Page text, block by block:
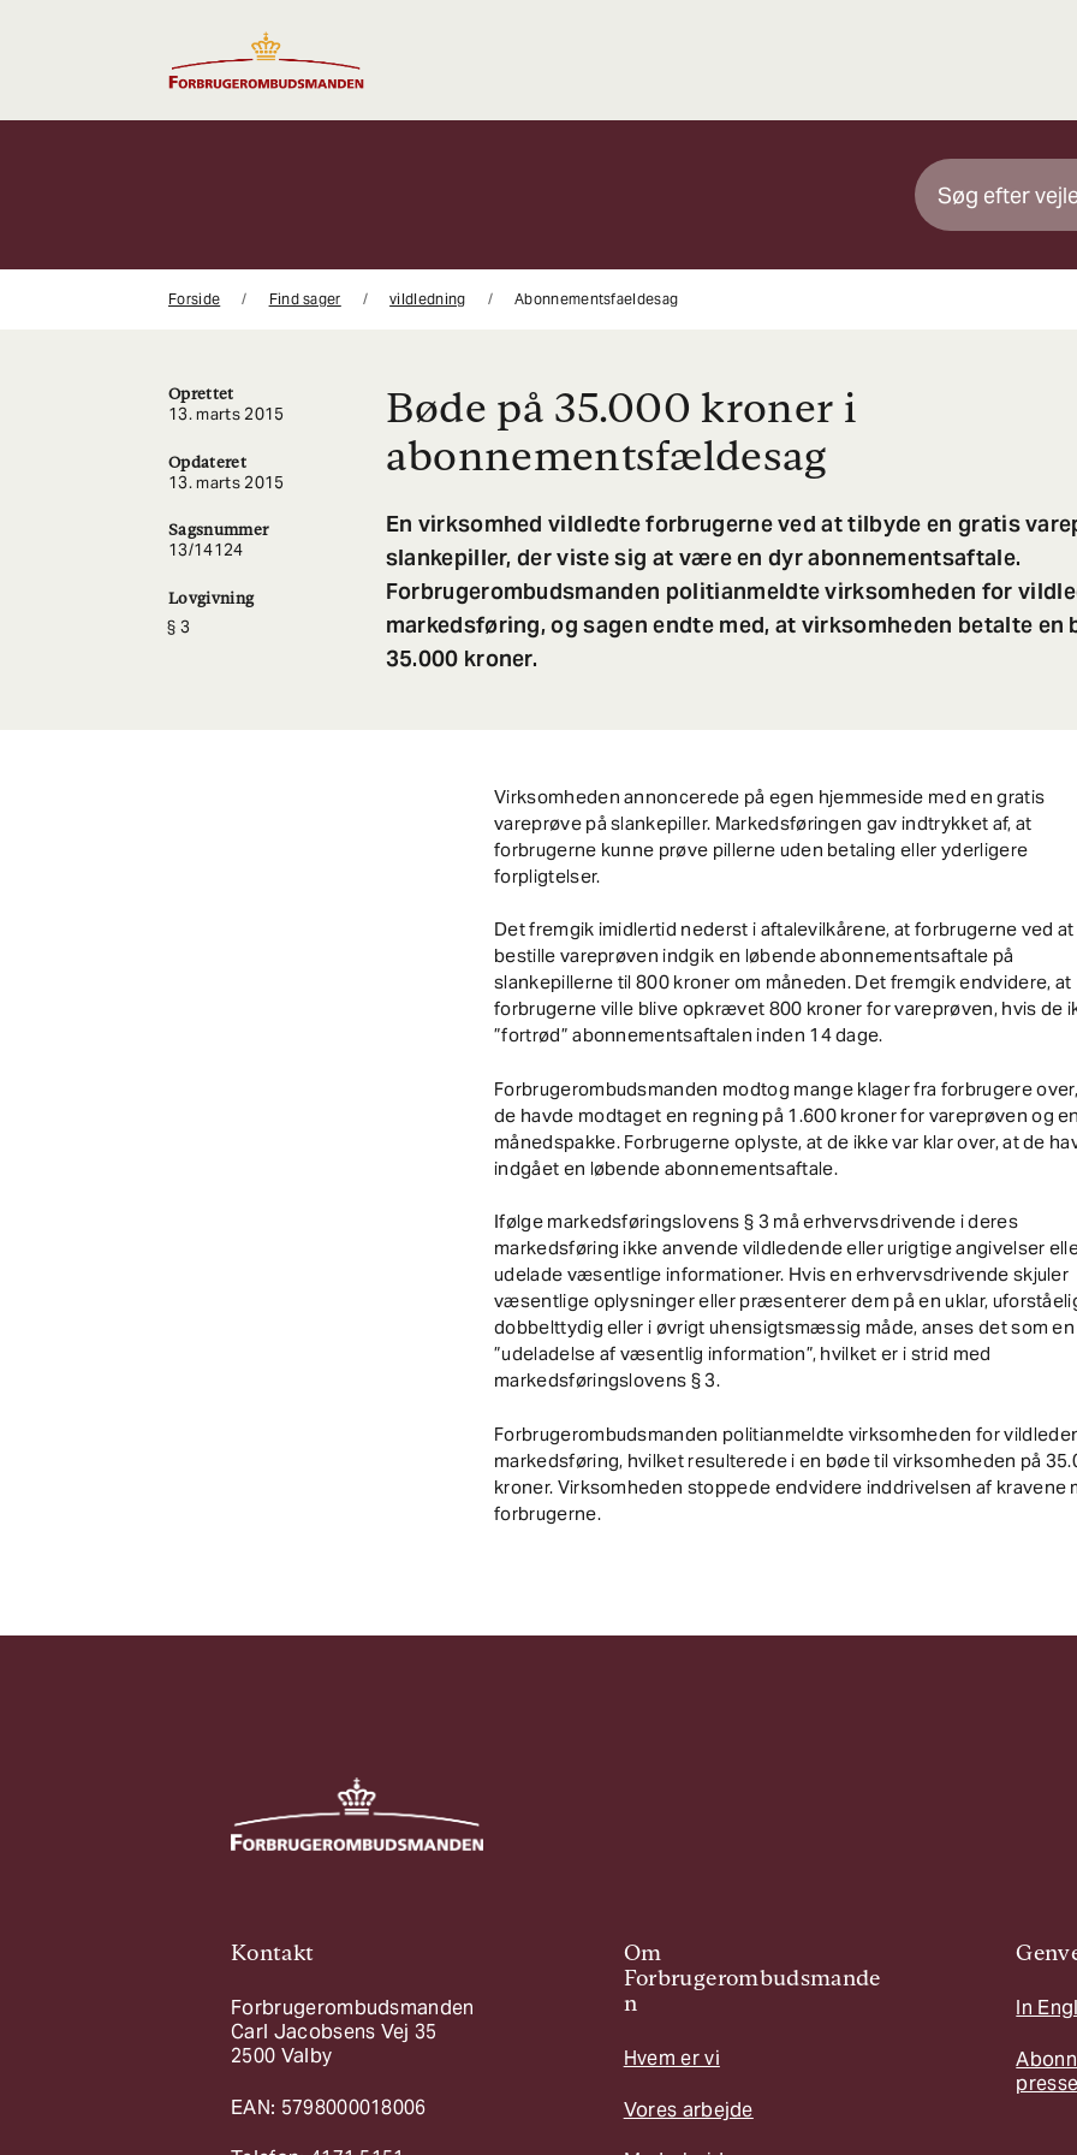
Forside Find sager vildledning Abonnementsfaeldesag
Oprettet
13. marts 2015
Opdateret
13. marts 2015
Sagsnummer
13/14124
Lovgivning
3
Bøde på 35.000 kroner i
abonnementsfældesag
En virksomhed vildledte forbrugerne ved at tilbyde en gratis
slankepiller, der viste sig at være en dyr abonnementsaftale.
Forbrugerombudsmanden politianmeldte virksomheden for
markedsføring, og sagen endte med, at virksomheden betalte en
35.000 kroner.
Virksomheden annoncerede på egen hjemmeside med en gratis
vareprøve på slankepiller. Markedsføringen gav indtrykket af, at
forbrugerne kunne prøve pillerne uden betaling eller yderligere
forpligtelser.
Det fremgik imidlertid nederst i aftalevilkårene, at forbrugerne ved at
bestille vareprøven indgik en løbende abonnementsaftale på
slankepillerne til 800 kroner om måneden. Det fremgik endvidere, at
forbrugerne ville blive opkrævet 800 kroner for vareprøven, hvis de
”fortrød” abonnementsaftalen inden 14 dage.
Forbrugerombudsmanden modtog mange klager fra forbrugere
de havde modtaget en regning på 1.600 kroner for vareprøven og en
månedspakke. Forbrugerne oplyste, at de ikke var klar over, at de
indgået en løbende abonnementsaftale.
Ifølge markedsføringslovens § 3 må erhvervsdrivende i deres
markedsføring ikke anvende vildledende eller urigtige angivelser
udelade væsentlige informationer. Hvis en erhvervsdrivende skjuler
væsentlige oplysninger eller præsenterer dem på en uklar,
dobbelttydig eller i øvrigt uhensigtsmæssig måde, anses det som en
”udeladelse af væsentlig information”, hvilket er i strid med
markedsføringslovens § 3.
Forbrugerombudsmanden politianmeldte virksomheden for
markedsføring, hvilket resulterede i en bøde til virksomheden på
kroner. Virksomheden stoppede endvidere inddrivelsen af kravene
forbrugerne.
Kontakt
Forbrugerombudsmanden
Carl Jacobsens Vej 35
2500 Valby
EAN: 5798000018006
Om
Forbrugerombudsmande
n
Hvem er vi
Vores arbejde
In